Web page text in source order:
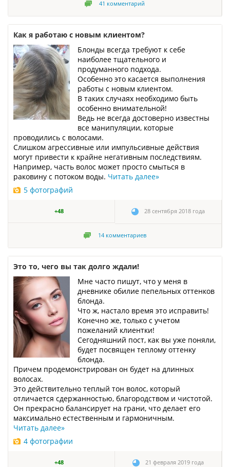
41 комментарий
Как я работаю с новым клиентом?
Блонды всегда требуют к себе
наиболее тщательного и
продуманного подхода.
Особенно это касается выполнения
работы с новым клиентом.
В таких случаях необходимо быть
особенно внимательной!
Ведь не всегда достоверно известны
все манипуляции, которые
проводились с волосами.
Слишком агрессивные или импульсивные действия
могут привести к крайне негативным последствиям.
Например, часть волос может просто смыться в
раковину с потоком воды. Читать далее»
5 фотографий
+48 28 сентября 2018 года
14 комментариев
Это то, чего вы так долго ждали!
Мне часто пишут, что у меня в
дневнике обилие пепельных оттенков
блонда.
Что ж, настало время это исправить!
Конечно же, только с учетом
пожеланий клиентки!
Сегодняшний пост, как вы уже поняли,
будет посвящен теплому оттенку
блонда.
Причем продемонстрирован он будет на длинных
волосах.
Это действительно теплый тон волос, который
отличается сдержанностью, благородством и чистотой.
Он прекрасно балансирует на грани, что делает его
максимально естественным и гармоничным.
Читать далее»
4 фотографии
+48 21 февраля 2019 года